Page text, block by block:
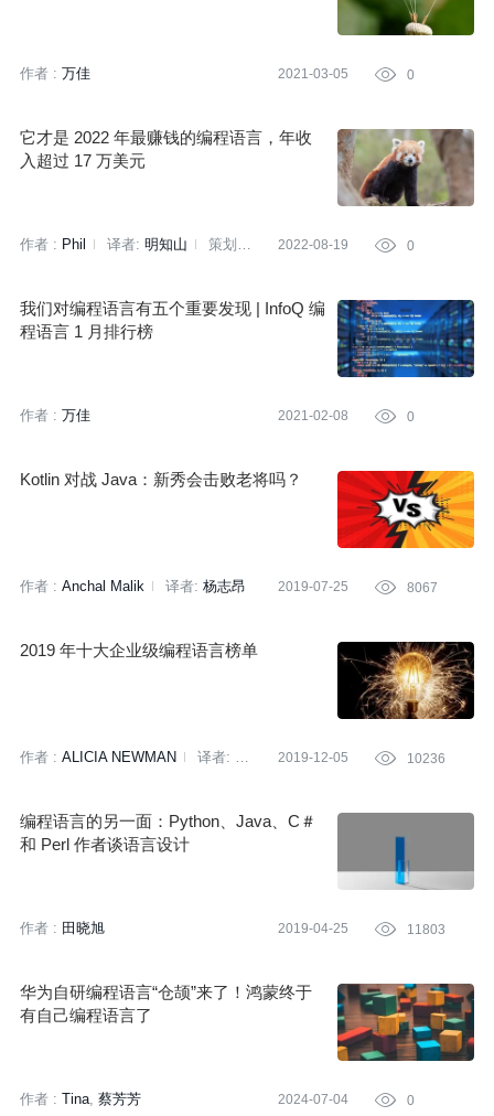
作者 : 万佳 2021-03-05  0
它才是 2022 年最赚钱的编程语言，年收
入超过 17 万美元
作者 : Phil 译者: 明知山
策划:
2022-08-19  0
我们对编程语言有五个重要发现 | InfoQ 编
程语言 1 月排行榜
作者 : 万佳 2021-02-08  0
Kotlin 对战 Java：新秀会击败老将吗？
作者 : Anchal Malik 译者: 杨志昂 2019-07-25  8067
2019 年十大企业级编程语言榜单
作者 : ALICIA NEWMAN
译者:
2019-12-05  10236
编程语言的另一面：Python、Java、C＃
和 Perl 作者谈语言设计
作者 : 田晓旭 2019-04-25  11803
华为自研编程语言“仓颉”来了！鸿蒙终于
有自己编程语言了
作者 : Tina 蔡芳芳 2024-07-04  0